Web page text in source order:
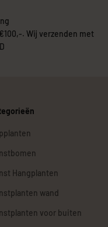
. Wij verzenden met
Hangplanten
wand
voor buiten